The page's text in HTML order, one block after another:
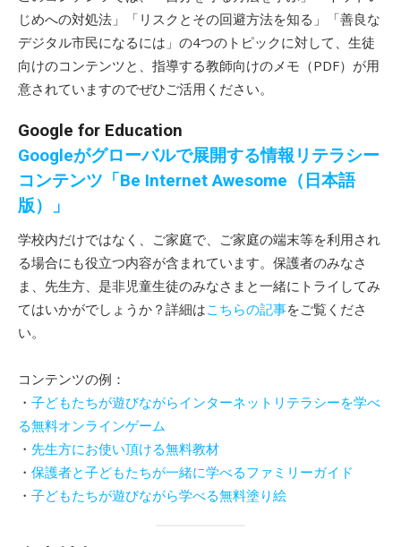
じめへの対処法」「リスクとその回避方法を知る」「善良な
デジタル市民になるには」の4つのトピックに対して、生徒
向けのコンテンツと、指導する教師向けのメモ（PDF）が用
意されていますのでぜひご活用ください。
Google for Education
Googleがグローバルで展開する情報リテラシー
コンテンツ「Be Internet Awesome（日本語
版）」
学校内だけではなく、ご家庭で、ご家庭の端末等を利用され
る場合にも役立つ内容が含まれています。保護者のみなさ
ま、先生方、是非児童生徒のみなさまと一緒にトライしてみ
てはいかがでしょうか？詳細はこちらの記事をご覧くださ
い。
コンテンツの例：
・ 子どもたちが遊びながらインターネットリテラシーを学べ
る無料オンラインゲーム
・ 先生方にお使い頂ける無料教材
・ 保護者と子どもたちが一緒に学べるファミリーガイド
・ 子どもたちが遊びながら学べる無料塗り絵